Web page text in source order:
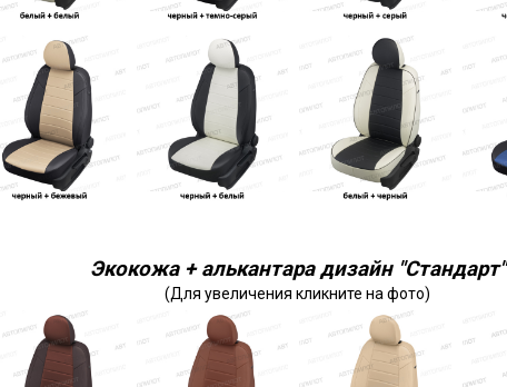
Экокожа + алькантара дизайн "Стандарт"
(Для увеличения кликните на фото)